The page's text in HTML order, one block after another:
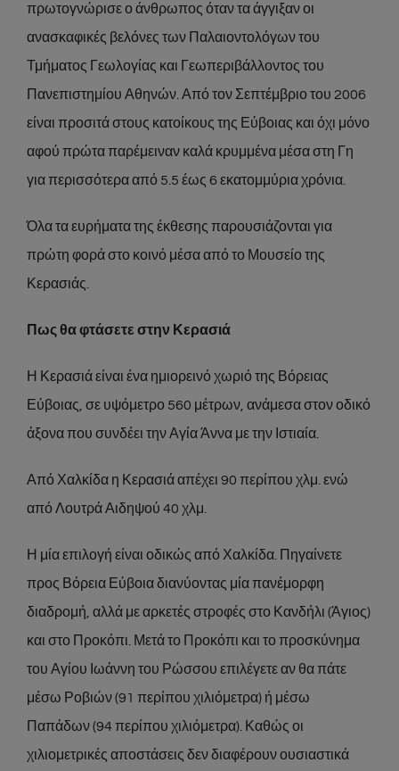
πρωτογνώρισε ο άνθρωπος όταν τα άγγιξαν οι
ανασκαφικές βελόνες των Παλαιοντολόγων του
Τμήματος Γεωλογίας και Γεωπεριβάλλοντος του
Πανεπιστημίου Αθηνών. Από τον Σεπτέμβριο του 2006
είναι προσιτά στους κατοίκους της Εύβοιας και όχι μόνο
αφού πρώτα παρέμειναν καλά κρυμμένα μέσα στη Γη
για περισσότερα από 5.5 έως 6 εκατομμύρια χρόνια.
Όλα τα ευρήματα της έκθεσης παρουσιάζονται για
πρώτη φορά στο κοινό μέσα από το Μουσείο της
Κερασιάς.
Πως θα φτάσετε στην Κερασιά
Η Κερασιά είναι ένα ημιορεινό χωριό της Βόρειας
Εύβοιας, σε υψόμετρο 560 μέτρων, ανάμεσα στον οδικό
άξονα που συνδέει την Αγία Άννα με την Ιστιαία.
Από Χαλκίδα η Κερασιά απέχει 90 περίπου χλμ. ενώ
από Λουτρά Αιδηψού 40 χλμ.
Η μία επιλογή είναι οδικώς από Χαλκίδα. Πηγαίνετε
προς Βόρεια Εύβοια διανύοντας μία πανέμορφη
διαδρομή, αλλά με αρκετές στροφές στο Κανδήλι (Άγιος)
και στο Προκόπι. Μετά το Προκόπι και το προσκύνημα
του Αγίου Ιωάννη του Ρώσσου επιλέγετε αν θα πάτε
μέσω Ροβιών (91 περίπου χιλιόμετρα) ή μέσω
Παπάδων (94 περίπου χιλιόμετρα). Καθώς οι
χιλιομετρικές αποστάσεις δεν διαφέρουν ουσιαστικά